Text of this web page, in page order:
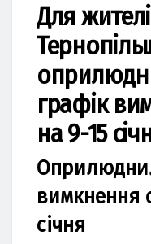
Для
графік
на 9-15
вимкнення
січня